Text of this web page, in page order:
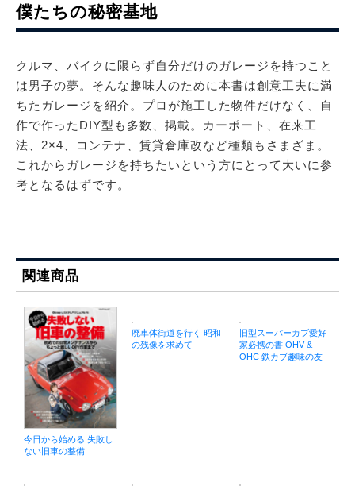
僕たちの秘密基地
クルマ、バイクに限らず自分だけのガレージを持つこと
は男子の夢。そんな趣味人のために本書は創意工夫に満
ちたガレージを紹介。プロが施工した物件だけなく、自
作で作ったDIY型も多数、掲載。カーポート、在来工
法、2×4、コンテナ、賃貸倉庫改など種類もさまざま。
これからガレージを持ちたいという方にとって大いに参
考となるはずです。
関連商品
今日から始める 失敗し
ない旧車の整備
廃車体街道を行く 昭和
の残像を求めて
旧型スーパーカブ愛好
家必携の書 OHV &
OHC 鉄カブ趣味の友